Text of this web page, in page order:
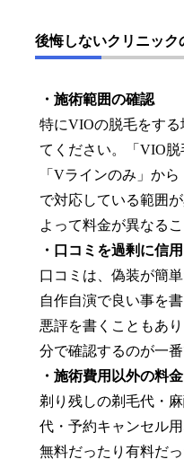
後悔しないクリニック
・施術範囲の確認
特にVIOの脱毛をす
てください。「VIO
「Vラインのみ」か
で対応している範囲
よって料金が異なるこ
・口コミを過剰に信
口コミは、偽装が簡
自作自演で良い事を
悪評を書くこともあ
分で確認するのが一番
・施術費用以外の料
剃り残しの剃毛代・
代・予約キャンセル
無料だったり有料だ